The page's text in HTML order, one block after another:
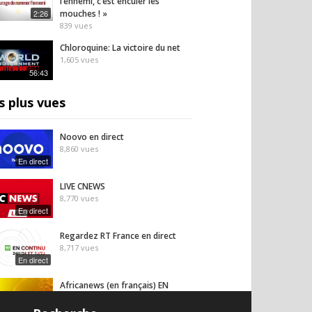
2:26
mouches ! »
839 vues
56:43
Chloroquine: La victoire du net
1,605 vues
plus vues
En direct
Noovo en direct
8,860 vues
En direct
LIVE CNEWS
8,770 vues
En direct
Regardez RT France en direct
8,717 vues
En direct
Africanews (en français) EN
8,636vues